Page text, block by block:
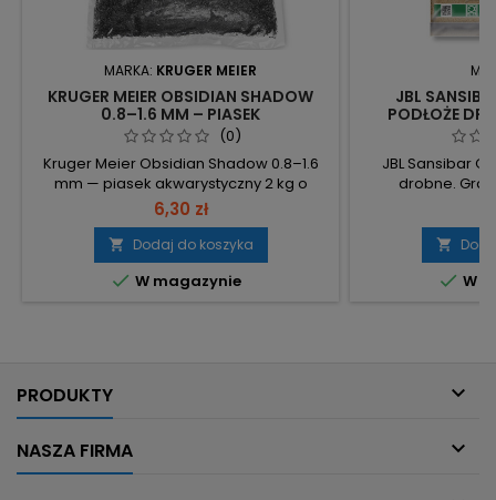
MARKA: KRUGER MEIER
KRUGER MEIER OBSIDIAN SHADOW
0.8–1.6 MM – PIASEK
AKWARYSTYCZNY 2 KG - IDEALNY DO
AKWARIUM
(0)
Kruger Meier Obsidian Shadow 0.8–1.6
mm — piasek akwarystyczny 2 kg o
naturalnym grafitowym kolorze, idealny
do zbiorników roślinnych, krewetkariów i
aquascapingu. Frakcja 0.8–1.6 mm –
drobna granulacja ułatwia formowanie
krajobrazów i sadzenie delikatnych
6,30 zł
 Dodaj do koszyka
 W magazynie
JBL
PODŁOŻE
JBL Sansibar
drobne.
akwarium/
mm – drobne

 W
PRODUKTY 
NASZA FIRMA 